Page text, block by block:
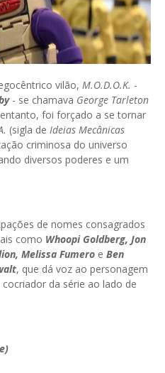
vilão, M.O.D.O.K. -
- se chamava George Tarleton
foi forçado a se tornar
(sigla de Ideias Mecânicas
criminosa do universo
diversos poderes e um
de nomes consagrados
como Whoopi Goldberg, Jon
Melissa Fumero e Ben
, que dá voz ao personagem
da série ao lado de